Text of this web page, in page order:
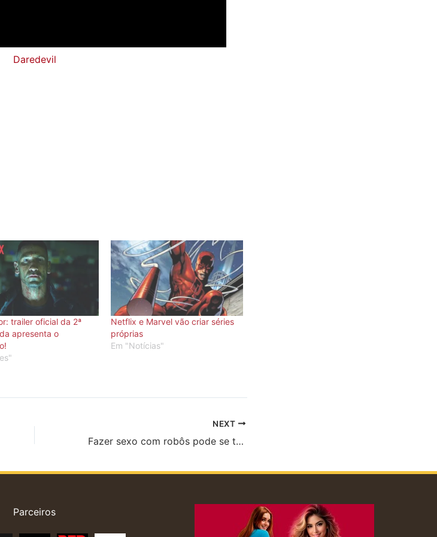
Daredevil
trailer oficial da 2ª
apresenta o
Netflix e Marvel vão criar séries
próprias
Em "Notícias"
NEXT
Fazer sexo com robôs pode se tornar realidade (e natural!) muito em breve
Parceiros